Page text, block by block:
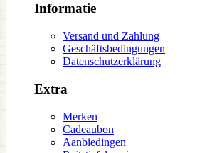
Informatie
Versand und Zahlung
Geschäftsbedingungen
Datenschutzerklärung
Extra
Merken
Cadeaubon
Aanbiedingen